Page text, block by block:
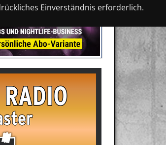
Einverständnis erforderlich.